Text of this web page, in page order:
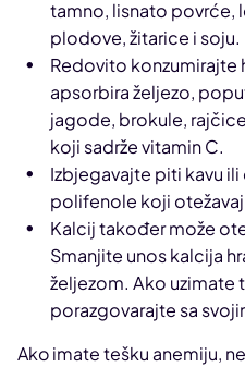
tamno, lisnato povrće,
plodove, žitarice i soju.
Redovito konzumirajte
apsorbira željezo,
jagode, brokule,
koji sadrže vitamin C.
Izbjegavajte piti kavu ili
polifenole koji
Kalcij također može
Smanjite unos kalcija
željezom. Ako uzimate
porazgovarajte sa
Ako imate tešku anemiju,